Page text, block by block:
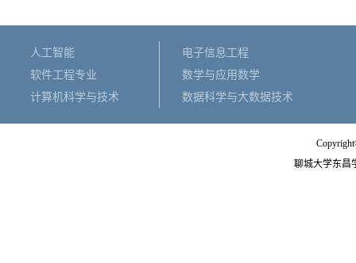
人工智能
软件工程专业
计算机科学与技术
电子信息工程
数学与应用数学
数据科学与大数据技术
聊城大学东昌